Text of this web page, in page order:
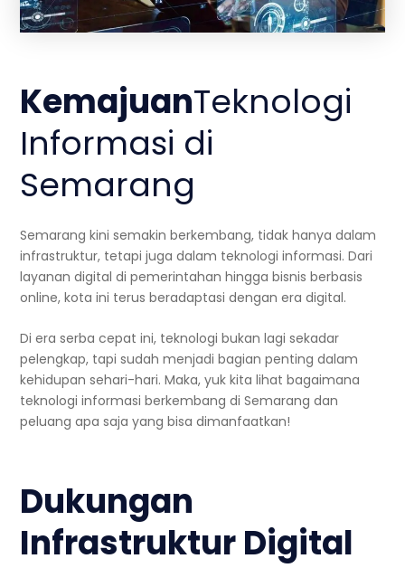
KemajuanTeknologi
Informasi di
Semarang
Semarang kini semakin berkembang, tidak hanya dalam
infrastruktur, tetapi juga dalam teknologi informasi. Dari
layanan digital di pemerintahan hingga bisnis berbasis
online, kota ini terus beradaptasi dengan era digital.
Di era serba cepat ini, teknologi bukan lagi sekadar
pelengkap, tapi sudah menjadi bagian penting dalam
kehidupan sehari-hari. Maka, yuk kita lihat bagaimana
teknologi informasi berkembang di Semarang dan
peluang apa saja yang bisa dimanfaatkan!
Dukungan
Infrastruktur Digital